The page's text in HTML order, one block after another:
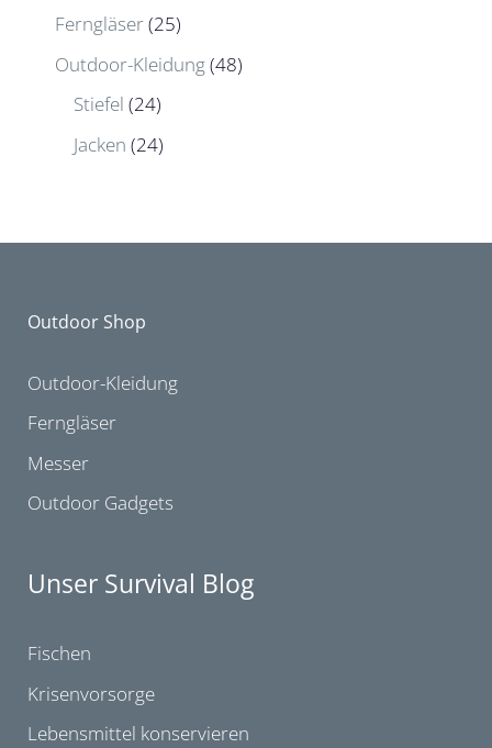
Ferngläser(25)
Outdoor-Kleidung(48)
Stiefel (24)
Jacken (24)
Outdoor Shop
Outdoor-Kleidung
Ferngläser
Messer
Outdoor Gadgets
Unser Survival Blog
Fischen
Krisenvorsorge
Lebensmittel konservieren